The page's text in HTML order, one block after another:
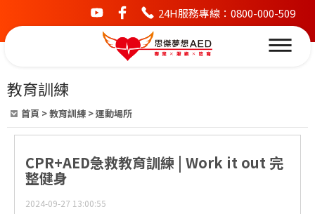
youtubefacebook24H服務專線：0800-000-509
教育訓練
首頁 >教育訓練 >運動場所
CPR+AED急救教育訓練 | Work it out 完
整健身
2024-09-27 13:00:55